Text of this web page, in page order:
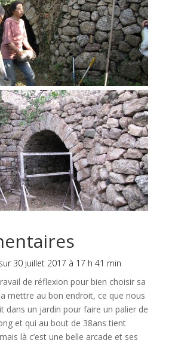
sur 30 juillet 2017 à 17 h 41 min
de réflexion pour bien choisir sa
mettre au bon endroit, ce que nous
dans un jardin pour faire un palier de
et qui au bout de 38ans tient
là c’est une belle arcade et ses